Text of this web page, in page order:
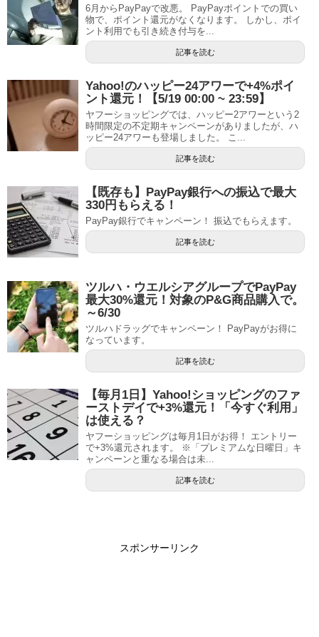
6月からPayPayで改悪。 PayPayポイントでの買い
物で、ポイント還元がなくなります。 しかし、ポイ
ント利用でも引き続き付与を...
記事を読む
Yahoo!のハッピー24アワーで+4%ポイ
ント還元！【5/19 00:00 ~ 23:59】
ヤフーショッピングでは、ハッピー2アワーという2
時間限定の不定期キャンペーンがありましたが、ハ
ッピー24アワーも登場しました。 こ...
記事を読む
【既存も】PayPay銀行への振込で最大
330円もらえる！
PayPay銀行でキャンペーン！ 振込でもらえます。
記事を読む
ツルハ・ウエルシアグループでPayPay
最大30%還元！対象のP&G商品購入で。
～6/30
ツルハドラッグでキャンペーン！ PayPayがお得に
なっています。
記事を読む
【毎月1日】Yahoo!ショッピングのファ
ーストデイで+3%還元！「今すぐ利用」
は使える？
ヤフーショッピングは毎月1日がお得！ エントリー
で+3%還元されます。 ※「プレミアムな日曜日」キ
ャンペーンと重なる場合は未...
記事を読む
スポンサーリンク